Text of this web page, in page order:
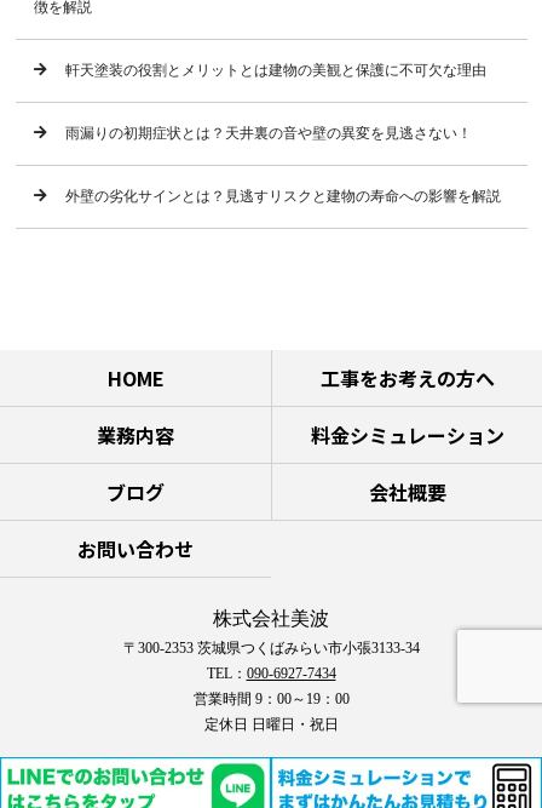
徴を解説
軒天塗装の役割とメリットとは建物の美観と保護に不可欠な理由
雨漏りの初期症状とは？天井裏の音や壁の異変を見逃さない！
外壁の劣化サインとは？見逃すリスクと建物の寿命への影響を解説
HOME
工事をお考えの方へ
業務内容
料金シミュレーション
ブログ
会社概要
お問い合わせ
株式会社美波
〒300-2353 茨城県つくばみらい市小張3133-34
TEL： 090-6927-7434
営業時間 9：00～19：00
定休日 日曜日・祝日
COPYRIGHT © 株式会社美波 All rights reserved.